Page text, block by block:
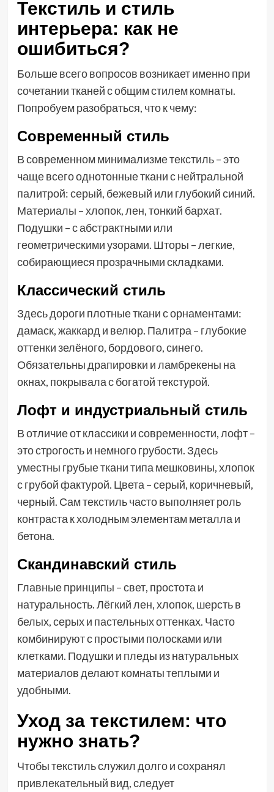
Текстиль и стиль
интерьера: как не
ошибиться?
Больше всего вопросов возникает именно при
сочетании тканей с общим стилем комнаты.
Попробуем разобраться, что к чему:
Современный стиль
В современном минимализме текстиль – это
чаще всего однотонные ткани с нейтральной
палитрой: серый, бежевый или глубокий синий.
Материалы – хлопок, лен, тонкий бархат.
Подушки – с абстрактными или
геометрическими узорами. Шторы – легкие,
собирающиеся прозрачными складками.
Классический стиль
Здесь дороги плотные ткани с орнаментами:
дамаск, жаккард и велюр. Палитра – глубокие
оттенки зелёного, бордового, синего.
Обязательны драпировки и ламбрекены на
окнах, покрывала с богатой текстурой.
Лофт и индустриальный стиль
В отличие от классики и современности, лофт –
это строгость и немного грубости. Здесь
уместны грубые ткани типа мешковины, хлопок
с грубой фактурой. Цвета – серый, коричневый,
черный. Сам текстиль часто выполняет роль
контраста к холодным элементам металла и
бетона.
Скандинавский стиль
Главные принципы – свет, простота и
натуральность. Лёгкий лен, хлопок, шерсть в
белых, серых и пастельных оттенках. Часто
комбинируют с простыми полосками или
клетками. Подушки и пледы из натуральных
материалов делают комнаты теплыми и
удобными.
Уход за текстилем: что
нужно знать?
Чтобы текстиль служил долго и сохранял
привлекательный вид, следует